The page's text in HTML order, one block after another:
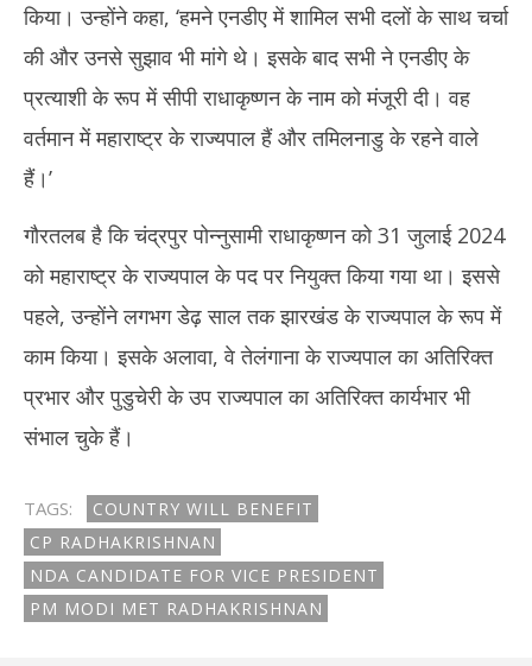
किया। उन्होंने कहा, ‘हमने एनडीए में शामिल सभी दलों के साथ चर्चा
की और उनसे सुझाव भी मांगे थे। इसके बाद सभी ने एनडीए के
प्रत्याशी के रूप में सीपी राधाकृष्णन के नाम को मंजूरी दी। वह
वर्तमान में महाराष्ट्र के राज्यपाल हैं और तमिलनाडु के रहने वाले
हैं।’
गौरतलब है कि चंद्रपुर पोन्नुसामी राधाकृष्णन को 31 जुलाई 2024
को महाराष्ट्र के राज्यपाल के पद पर नियुक्त किया गया था। इससे
पहले, उन्होंने लगभग डेढ़ साल तक झारखंड के राज्यपाल के रूप में
काम किया। इसके अलावा, वे तेलंगाना के राज्यपाल का अतिरिक्त
प्रभार और पुडुचेरी के उप राज्यपाल का अतिरिक्त कार्यभार भी
संभाल चुके हैं।
TAGS:
COUNTRY WILL BENEFIT
CP RADHAKRISHNAN
NDA CANDIDATE FOR VICE PRESIDENT
PM MODI MET RADHAKRISHNAN